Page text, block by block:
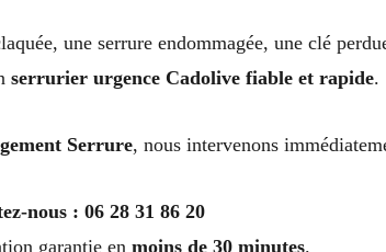
une serrure endommagée, une clé
serrurier urgence Cadolive fiable et rapide.
Serrure, nous intervenons
nous : 06 28 31 86 20
garantie en moins de 30 minutes.